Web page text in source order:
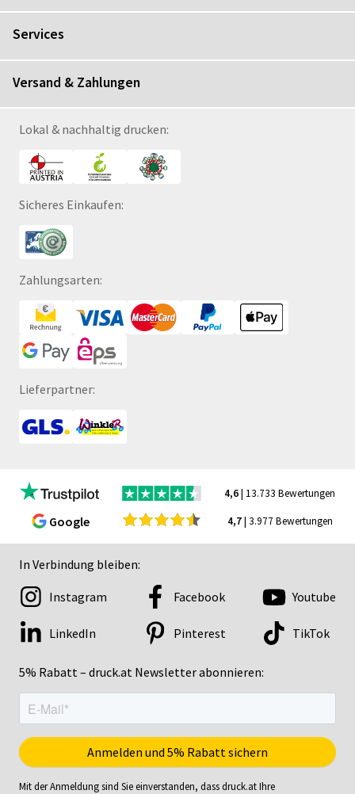
Services
Versand & Zahlungen
Lokal & nachhaltig drucken:
Sicheres Einkaufen:
Zahlungsarten:
Lieferpartner:
4,6| 13.733 Bewertungen
Google 4,7| 3.977 Bewertungen
In Verbindung bleiben:
5% Rabatt – druck.at Newsletter abonnieren:
Instagram Facebook Youtube
LinkedIn Pinterest TikTok
Mit der Anmeldung sind Sie einverstanden, dass druck.at Ihre